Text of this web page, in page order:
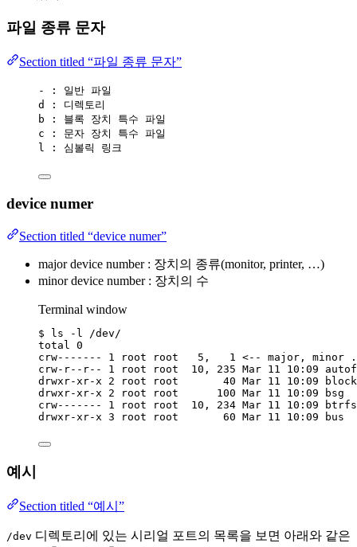
파일 종류 문자
Section titled “파일 종류 문자”
- : 일반 파일
d : 디렉토리
b : 블록 장치 특수 파일
c : 문자 장치 특수 파일
l : 심볼릭 링크
device numer
Section titled “device numer”
major device number : 장치의 종류(monitor, printer, …)
minor device number : 장치의 수
Terminal window
$ ls -l
/dev/
total
0
crw-------
1 root root 5, 1 <-- major, minor
crw-r--r--
1 root root 10, 235 Mar 11 10:09
drwxr-xr-x
2 root root 40 Mar 11 10:09
block
drwxr-xr-x
2 root root 100 Mar 11 10:09
bsg
crw-------
1 root root 10, 234 Mar 11 10:09
drwxr-xr-x 3 root root 60 Mar 11 10:09 bus
예시
Section titled “예시”
/dev 디렉토리에 있는 시리얼 포트의 목록을 보면 아래와 같은